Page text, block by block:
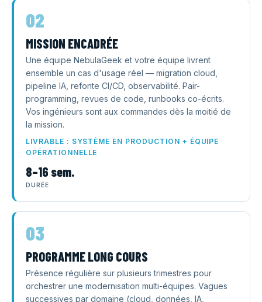
02
MISSION ENCADRÉE
Une équipe NebulaGeek et votre équipe livrent
ensemble un cas d'usage réel — migration cloud,
pipeline IA, refonte CI/CD, observabilité. Pair-
programming, revues de code, runbooks co-écrits.
Vos ingénieurs sont aux commandes dès la moitié de
la mission.
LIVRABLE : SYSTÈME EN PRODUCTION + ÉQUIPE
OPÉRATIONNELLE
8–16 sem.
DURÉE
03
PROGRAMME LONG COURS
Présence régulière sur plusieurs trimestres pour
orchestrer une modernisation multi-équipes. Vagues
successives par domaine (cloud, données, IA,